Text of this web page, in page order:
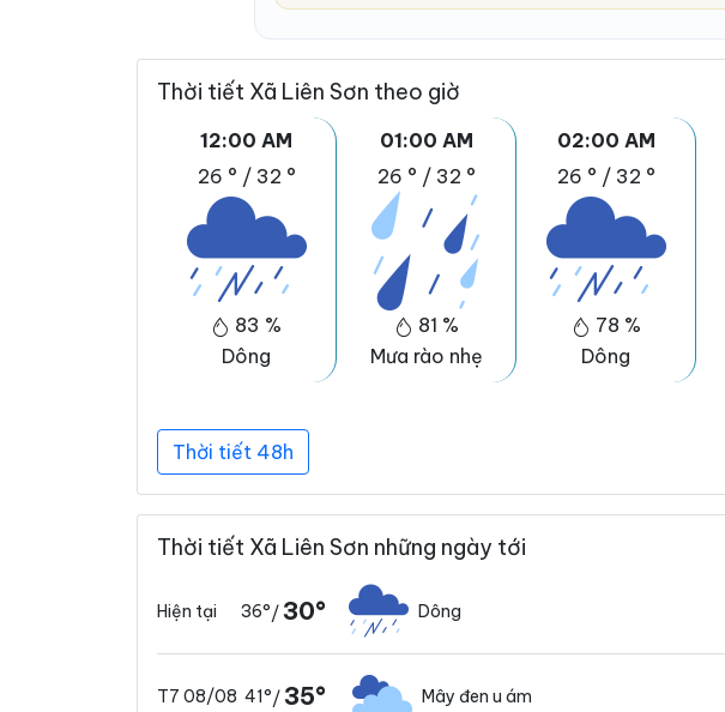
Thời tiết Xã Liên Sơn theo giờ
12:00 AM
26 ° / 32 °
83 %
Dông
01:00 AM
26 ° / 32 °
81 %
Mưa rào nhẹ
02:00 AM
26 ° / 32 °
78 %
Dông
Thời tiết 48h
Thời tiết Xã Liên Sơn những ngày tới
Hiện tại 36°/30° Dông
T7 08/08 41°/35° Mây đen u ám